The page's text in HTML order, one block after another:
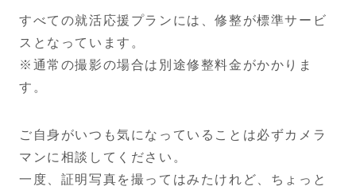
すべての就活応援プランには、修整が標準サービ
スとなっています。
※通常の撮影の場合は別途修整料金がかかりま
す。
ご自身がいつも気になっていることは必ずカメラ
マンに相談してください。
一度、証明写真を撮ってはみたけれど、ちょっと